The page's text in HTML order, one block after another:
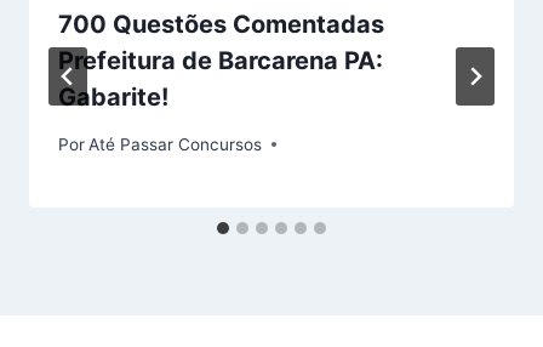
700 Questões Comentadas
Prefeitura de Barcarena PA:
Gabarite!
PorAté Passar Concursos